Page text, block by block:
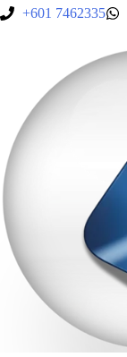
+601 7462335